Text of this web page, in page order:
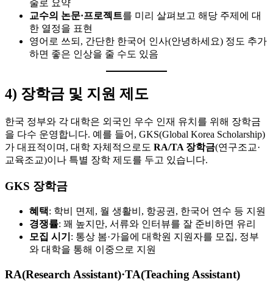
줄로 요약
교수의 논문·프로젝트를 미리 살펴보고 해당 주제에 대
한 열정을 표현
영어로 쓰되, 간단한 한국어 인사(안녕하세요) 정도 추가
하면 좋은 인상을 줄 수도 있음
4) 장학금 및 지원 제도
한국 정부와 각 대학은 외국인 우수 인재 유치를 위해 장학금
을 다수 운영합니다. 예를 들어, GKS(Global Korea Scholarship)
가 대표적이며, 대학 자체적으로도 RA/TA 장학금(연구조교·
교육조교)이나 특별 장학 제도를 두고 있습니다.
GKS 장학금
혜택: 학비 면제, 월 생활비, 항공권, 한국어 연수 등 지원
경쟁률: 꽤 높지만, 서류와 인터뷰를 잘 준비하면 유리
모집 시기 : 통상 봄·가을에 대학원 지원자를 모집, 정부
와 대학을 통해 이중으로 지원
RA(Research Assistant)·TA(Teaching Assistant)